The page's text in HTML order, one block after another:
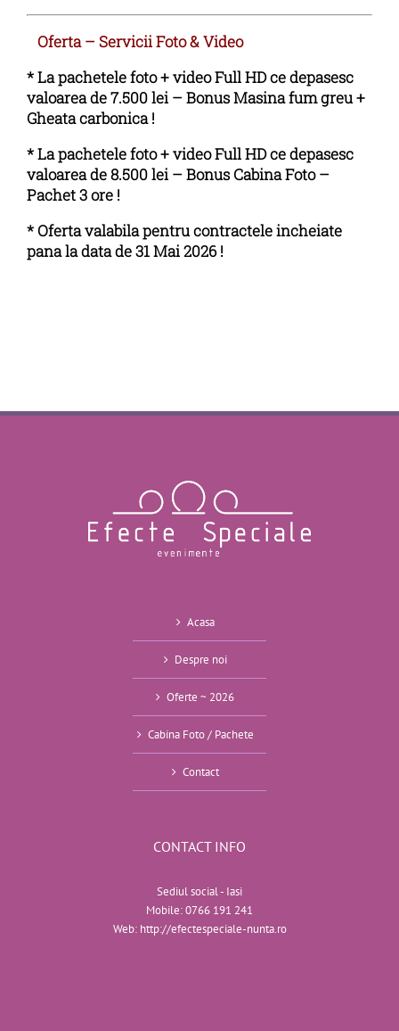
Oferta – Servicii Foto & Video
* La pachetele foto + video Full HD ce depasesc
valoarea de 7.500 lei – Bonus Masina fum greu +
Gheata carbonica !
* La pachetele foto + video Full HD ce depasesc
valoarea de 8.500 lei – Bonus Cabina Foto –
Pachet 3 ore !
* Oferta valabila pentru contractele incheiate
pana la data de 31 Mai 2026 !
Acasa
Despre noi
Oferte ~ 2026
Cabina Foto / Pachete
Contact
CONTACT INFO
Sediul social - Iasi
Mobile:0766 191 241
Web: http://efectespeciale-nunta.ro